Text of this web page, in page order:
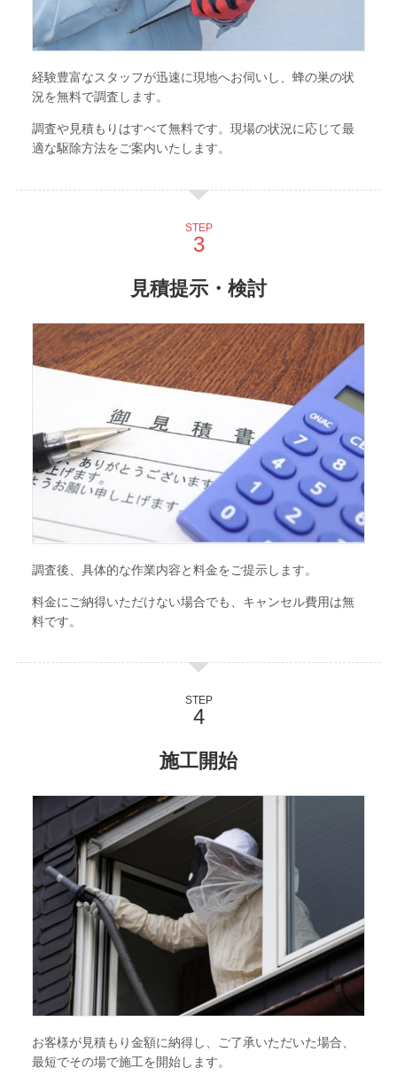
経験豊富なスタッフが迅速に現地へお伺いし、蜂の巣の状
況を無料で調査します。
調査や見積もりはすべて無料です。現場の状況に応じて最
適な駆除方法をご案内いたします。
STEP
見積提示・検討
調査後、具体的な作業内容と料金をご提示します。
料金にご納得いただけない場合でも、キャンセル費用は無
料です。
STEP
施工開始
お客様が見積もり金額に納得し、ご了承いただいた場合、
最短でその場で施工を開始します。